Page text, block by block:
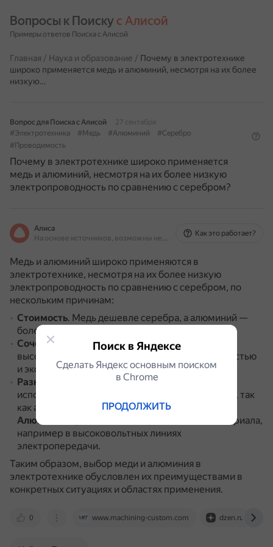
Вопросы к Поиску с Алисой
Примеры ответов Поиска с Алисой
Главная / Наука и образование / Почему в электротехнике
широко применяется медь и алюминий, несмотря на их более
низкую…
Вопрос для Поиска с Алисой
27 сентября
#Электротехника
#Медь #Алюминий
#Серебро
#Проводимость
Почему в электротехнике широко применяется
медь и алюминий, несмотря на их более низкую
электропроводность по сравнению с серебром?
Алиса
На основе источников, возможны неточности
Как это работает?
Медь и алюминий широко применяются в
электротехнике, несмотря на их более низкую
электропроводность по сравнению с серебром, по
нескольким причинам:
Стоимость. Медь дешевле серебра, а алюминий —
более доступный материал.
Сочетание свойств.Медь и алюминий сочетают
высокую проводимость с механической прочностью
и экономичностью.
Разные области применения.Например,
используют для изготовления гибких тоководов, так
как алюминий для этих целей слишком ломкий.
Алюминий
применяют там, где важен вес материала,
например в высоковольтных линиях
электропередачи.
Таким образом, выбор меди и алюминия в
электротехнике обусловлен их преимуществами в
конкретных ситуациях и областях применения.
0 www.machining-custom.com dzen.ru
Поиск в Яндексе
Сделать Яндекс основным поиском
в Сhrome
ПРОДОЛЖИТЬ